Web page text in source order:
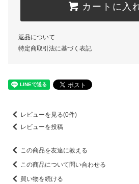
カートに入
返品について
特定商取引法に基づく表記
レビューを見る(0件)
レビューを投稿
この商品を友達に教える
この商品について問い合わせる
買い物を続ける